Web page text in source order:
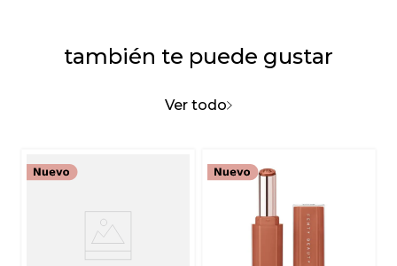
también te puede gustar
Ver todo